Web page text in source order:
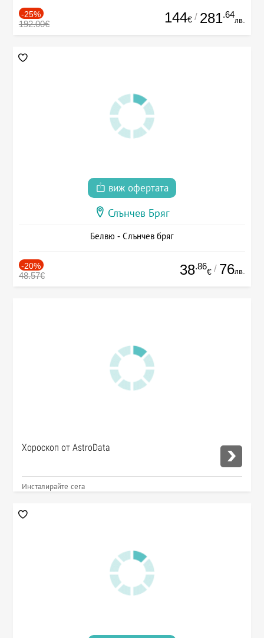
-25%
192.00€ 144€ / 281.64
лв.
виж офертата
Слънчев Бряг
Белвю - Слънчев бряг
-20%
48.57€ 38.86
€ / 76лв.
Хороскоп от AstroData
Инсталирайте сега